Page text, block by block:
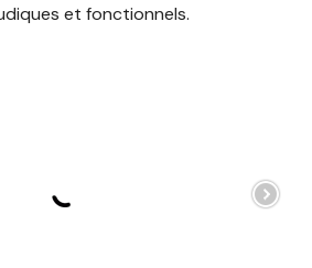
et fonctionnels.